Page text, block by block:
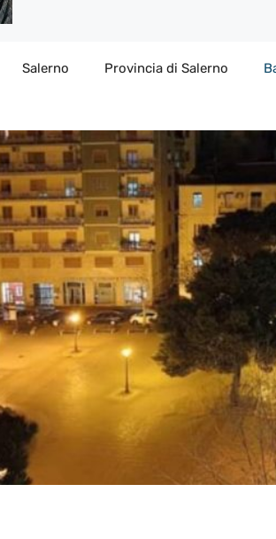
Salerno Provincia di Salerno